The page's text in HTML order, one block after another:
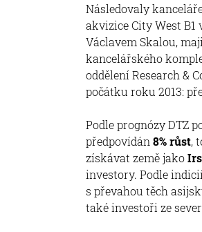
Následovaly
akvizice City West B1
Václavem Skalou,
kancelářského
oddělení Research &
počátku roku 2013:
Podle prognózy DTZ
předpovídán 8% růst,
získávat země jako
investory. Podle
s převahou těch
také investoři ze